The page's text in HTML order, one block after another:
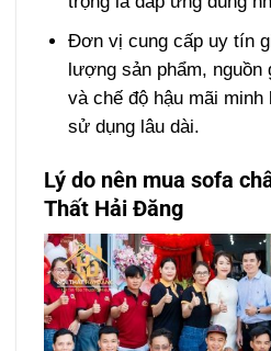
Đơn vị cung cấp uy tín
lượng sản phẩm, nguồn
và chế độ hậu mãi
sử dụng lâu dài.
Lý do nên mua sofa
Thất Hải Đăng